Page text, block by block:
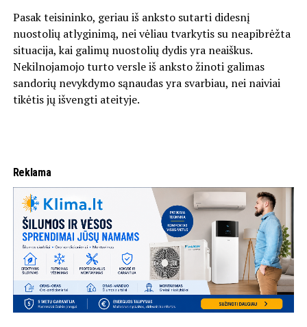
Pasak teisininko, geriau iš anksto sutarti didesnį
nuostolių atlyginimą, nei vėliau tvarkytis su neapibrėžta
situacija, kai galimų nuostolių dydis yra neaiškus.
Nekilnojamojo turto versle iš anksto žinoti galimas
sandorių nevykdymo sąnaudas yra svarbiau, nei naiviai
tikėtis jų išvengti ateityje.
Reklama